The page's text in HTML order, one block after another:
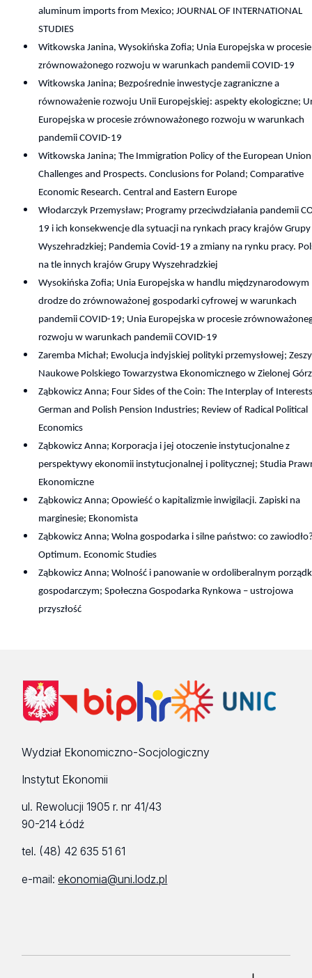
aluminum imports from Mexico; JOURNAL OF INTERNATIONAL
STUDIES
Witkowska Janina, Wysokińska Zofia; Unia Europejska w procesie
zrównoważonego rozwoju w warunkach pandemii COVID-19
Witkowska Janina; Bezpośrednie inwestycje zagraniczne a
równoważenie rozwoju Unii Europejskiej: aspekty ekologiczne;
Europejska w procesie zrównoważonego rozwoju w warunkach
pandemii COVID-19
Witkowska Janina; The Immigration Policy of the European
Challenges and Prospects. Conclusions for Poland; Comparative
Economic Research. Central and Eastern Europe
Włodarczyk Przemysław; Programy przeciwdziałania pandemii
19 i ich konsekwencje dla sytuacji na rynkach pracy krajów Grupy
Wyszehradzkiej; Pandemia Covid-19 a zmiany na rynku pracy.
na tle innych krajów Grupy Wyszehradzkiej
Wysokińska Zofia; Unia Europejska w handlu międzynarodowym
drodze do zrównoważonej gospodarki cyfrowej w warunkach
pandemii COVID-19; Unia Europejska w procesie
rozwoju w warunkach pandemii COVID-19
Zaremba Michał; Ewolucja indyjskiej polityki przemysłowej;
Naukowe Polskiego Towarzystwa Ekonomicznego w Zielonej
Ząbkowicz Anna; Four Sides of the Coin: The Interplay of
German and Polish Pension Industries; Review of Radical Political
Economics
Ząbkowicz Anna; Korporacja i jej otoczenie instytucjonalne z
perspektywy ekonomii instytucjonalnej i politycznej; Studia
Ekonomiczne
Ząbkowicz Anna; Opowieść o kapitalizmie inwigilacji. Zapiski na
marginesie; Ekonomista
Ząbkowicz Anna; Wolna gospodarka i silne państwo: co
Optimum. Economic Studies
Ząbkowicz Anna; Wolność i panowanie w ordoliberalnym
gospodarczym; Społeczna Gospodarka Rynkowa – ustrojowa
przyszłość
Wydział Ekonomiczno-Socjologiczny
Instytut Ekonomii
ul. Rewolucji 1905 r. nr 41/43
90-214 Łódź
tel. (48) 42 635 51 61
e-mail:ekonomia@uni.lodz.pl